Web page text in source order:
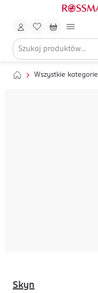
Wszystkie kategorie
Skyn